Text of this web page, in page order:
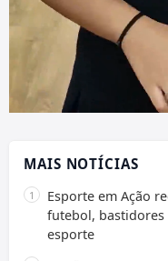
MAIS NOTÍCIAS
Esporte em Ação
futebol, bastidores
esporte